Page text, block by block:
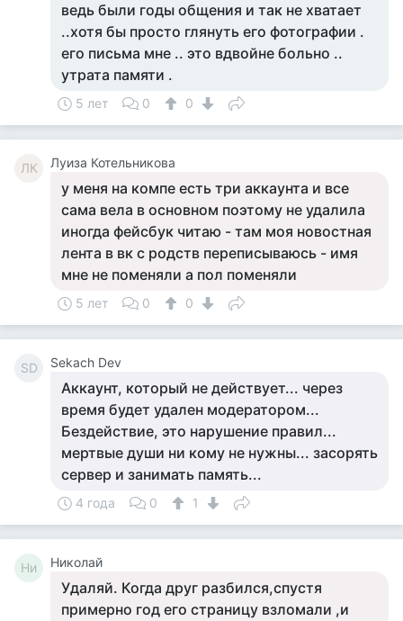
ведь были годы общения и так не хватает
..хотя бы просто глянуть его фотографии .
его письма мне .. это вдвойне больно ..
утрата памяти .
5 лет 0 0
ЛК Луиза Котельникова
у меня на компе есть три аккаунта и все
сама вела в основном поэтому не удалила
иногда фейсбук читаю - там моя новостная
лента в вк с родств переписываюсь - имя
мне не поменяли а пол поменяли
5 лет 0 0
SD Sekach Dev
Аккаунт, который не действует... через
время будет удален модератором...
Бездействие, это нарушение правил...
мертвые души ни кому не нужны... засорять
сервер и занимать память...
4 года 0 1
Ни Николай
Удаляй. Когда друг разбился,спустя
примерно год его страницу взломали ,и